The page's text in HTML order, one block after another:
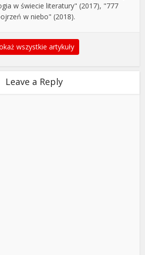
w świecie literatury" (2017), "777
w niebo" (2018).
wszystkie artykuły
Leave a Reply